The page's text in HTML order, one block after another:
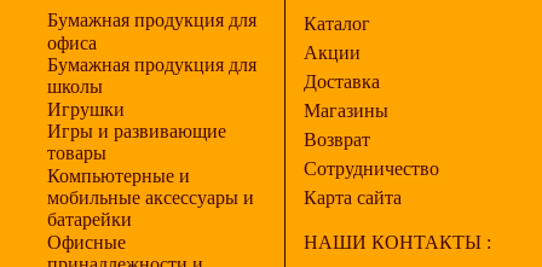
Бумажная продукция для
офиса
Бумажная продукция для
школы
Игрушки
Игры и развивающие
товары
Компьютерные и
мобильные аксессуары и
батарейки
Офисные
Каталог
Акции
Доставка
Магазины
Возврат
Сотрудничество
Карта сайта
НАШИ КОНТАКТЫ :